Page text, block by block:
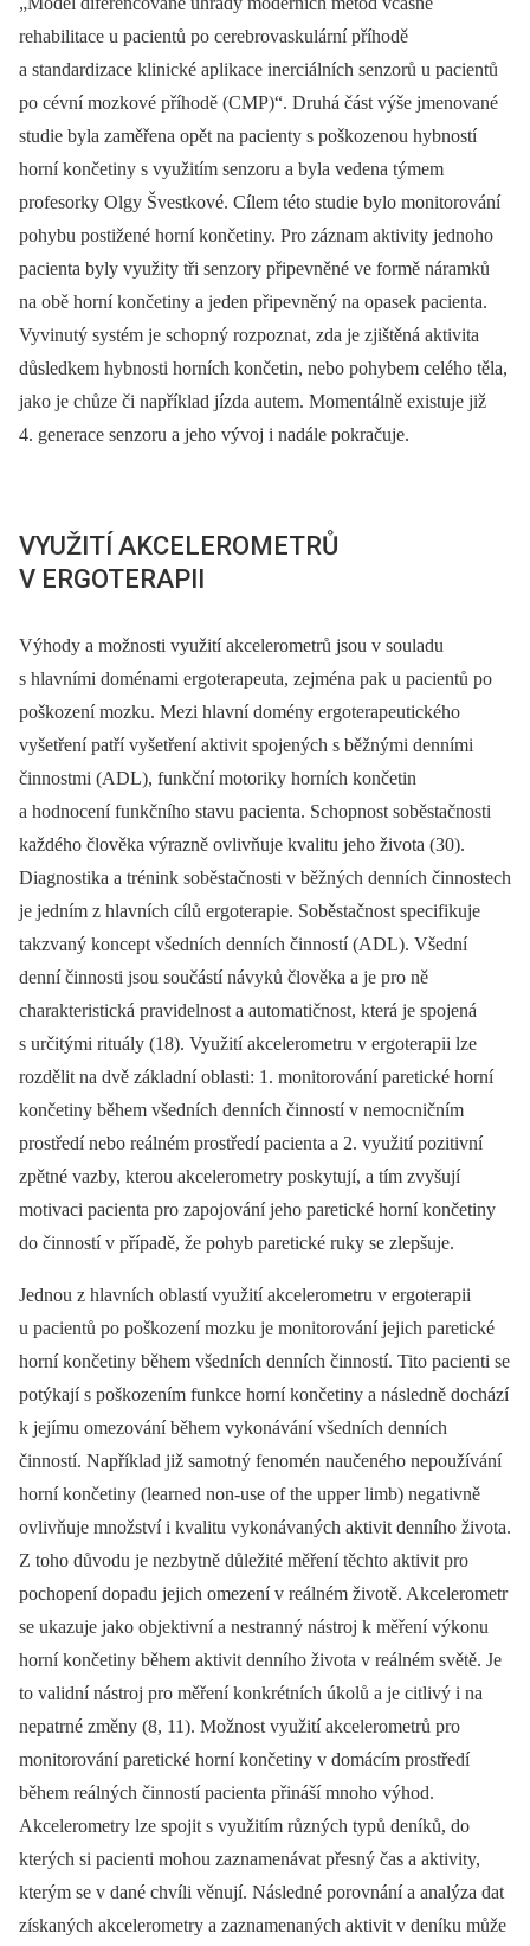
rehabilitace u pacientů po cerebrovaskulární příhodě
a standardizace klinické aplikace inerciálních senzorů u pacientů
po cévní mozkové příhodě (CMP)“. Druhá část výše jmenované
studie byla zaměřena opět na pacienty s poškozenou hybností
horní končetiny s využitím senzoru a byla vedena týmem
profesorky Olgy Švestkové. Cílem této studie bylo monitorování
pohybu postižené horní končetiny. Pro záznam aktivity jednoho
pacienta byly využity tři senzory připevněné ve formě náramků
na obě horní končetiny a jeden připevněný na opasek pacienta.
Vyvinutý systém je schopný rozpoznat, zda je zjištěná aktivita
důsledkem hybnosti horních končetin, nebo pohybem celého těla,
jako je chůze či například jízda autem. Momentálně existuje již
4. generace senzoru a jeho vývoj i nadále pokračuje.
VYUŽITÍ AKCELEROMETRŮ
V ERGOTERAPII
Výhody a možnosti využití akcelerometrů jsou v souladu
s hlavními doménami ergoterapeuta, zejména pak u pacientů po
poškození mozku. Mezi hlavní domény ergoterapeutického
vyšetření patří vyšetření aktivit spojených s běžnými denními
činnostmi (ADL), funkční motoriky horních končetin
a hodnocení funkčního stavu pacienta. Schopnost soběstačnosti
každého člověka výrazně ovlivňuje kvalitu jeho života (30).
Diagnostika a trénink soběstačnosti v běžných denních činnostech
je jedním z hlavních cílů ergoterapie. Soběstačnost specifikuje
takzvaný koncept všedních denních činností (ADL). Všední
denní činnosti jsou součástí návyků člověka a je pro ně
charakteristická pravidelnost a automatičnost, která je spojená
s určitými rituály (18). Využití akcelerometru v ergoterapii lze
rozdělit na dvě základní oblasti: 1. monitorování paretické horní
končetiny během všedních denních činností v nemocničním
prostředí nebo reálném prostředí pacienta a 2. využití pozitivní
zpětné vazby, kterou akcelerometry poskytují, a tím zvyšují
motivaci pacienta pro zapojování jeho paretické horní končetiny
do činností v případě, že pohyb paretické ruky se zlepšuje.
Jednou z hlavních oblastí využití akcelerometru v ergoterapii
u pacientů po poškození mozku je monitorování jejich paretické
horní končetiny během všedních denních činností. Tito pacienti se
potýkají s poškozením funkce horní končetiny a následně dochází
k jejímu omezování během vykonávání všedních denních
činností. Například již samotný fenomén naučeného nepoužívání
horní končetiny (learned non-use of the upper limb) negativně
ovlivňuje množství i kvalitu vykonávaných aktivit denního života.
Z toho důvodu je nezbytně důležité měření těchto aktivit pro
pochopení dopadu jejich omezení v reálném životě. Akcelerometr
se ukazuje jako objektivní a nestranný nástroj k měření výkonu
horní končetiny během aktivit denního života v reálném světě. Je
to validní nástroj pro měření konkrétních úkolů a je citlivý i na
nepatrné změny (8, 11). Možnost využití akcelerometrů pro
monitorování paretické horní končetiny v domácím prostředí
během reálných činností pacienta přináší mnoho výhod.
Akcelerometry lze spojit s využitím různých typů deníků, do
kterých si pacienti mohou zaznamenávat přesný čas a aktivity,
kterým se v dané chvíli věnují. Následné porovnání a analýza dat
získaných akcelerometry a zaznamenaných aktivit v deníku může